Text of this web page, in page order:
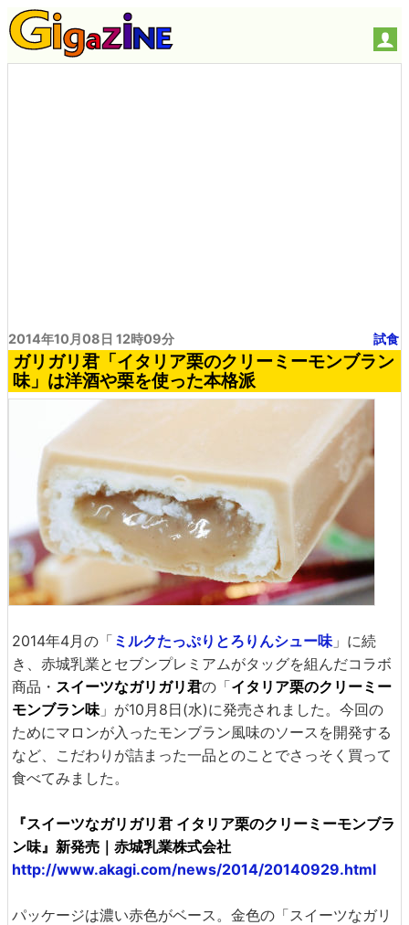
2014年10月08日 12時09分 試食
ガリガリ君「イタリア栗のクリーミーモンブラン
味」は洋酒や栗を使った本格派
2014年4月の「 ミルクたっぷりとろりんシュー味」に続
き、赤城乳業とセブンプレミアムがタッグを組んだコラボ
商品・ スイーツなガリガリ君の「イタリア栗のクリーミー
モンブラン味」が10月8日(水)に発売されました。今回の
ためにマロンが入ったモンブラン風味のソースを開発する
など、こだわりが詰まった一品とのことでさっそく買って
食べてみました。
『スイーツなガリガリ君 イタリア栗のクリーミーモンブラ
ン味』新発売｜赤城乳業株式会社
http://www.akagi.com/news/2014/20140929.html
パッケージは濃い赤色がベース。金色の「スイーツなガリ